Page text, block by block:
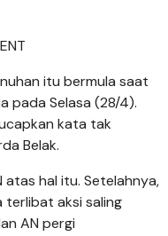
itu bermula saat
pada Selasa (28/4).
kata tak
Belak.
atas hal itu. Setelahnya,
terlibat aksi saling
AN pergi